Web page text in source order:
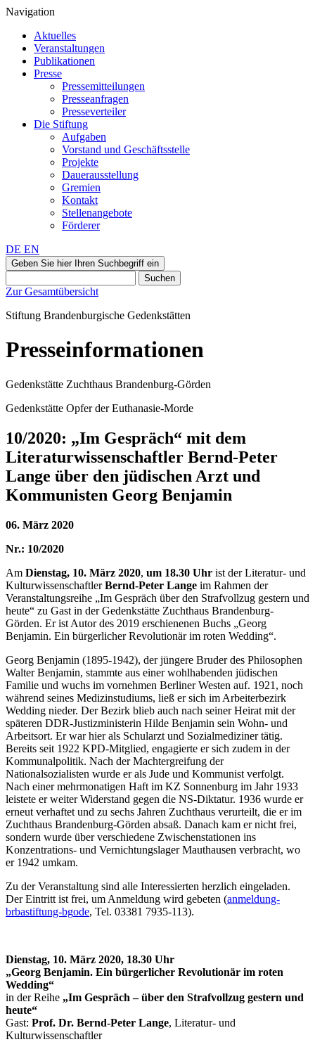
Navigation
Aktuelles
Veranstaltungen
Publikationen
Presse
Pressemitteilungen
Presseanfragen
Presseverteiler
Die Stiftung
Aufgaben
Vorstand und Geschäftsstelle
Projekte
Dauerausstellung
Gremien
Kontakt
Stellenangebote
Förderer
DE EN
Geben Sie hier Ihren Suchbegriff ein
Suchen
Zur Gesamtübersicht
Stiftung Brandenburgische Gedenkstätten
Presseinformationen
Gedenkstätte Zuchthaus Brandenburg-Görden
Gedenkstätte Opfer der Euthanasie-Morde
10/2020: „Im Gespräch“ mit dem
Literaturwissenschaftler Bernd-Peter
Lange über den jüdischen Arzt und
Kommunisten Georg Benjamin
06. März 2020
Nr.: 10/2020
Am Dienstag, 10. März 2020, um 18.30 Uhr ist der Literatur- und
KulturwissenschaftlerBernd-Peter Lange im Rahmen der
Veranstaltungsreihe „Im Gespräch über den Strafvollzug gestern und
heute“ zu Gast in der Gedenkstätte Zuchthaus Brandenburg-
Görden. Er ist Autor des 2019 erschienenen Buchs „Georg
Benjamin. Ein bürgerlicher Revolutionär im roten Wedding“.
Georg Benjamin (1895-1942), der jüngere Bruder des Philosophen
Walter Benjamin, stammte aus einer wohlhabenden jüdischen
Familie und wuchs im vornehmen Berliner Westen auf. 1921, noch
während seines Medizinstudiums, ließ er sich im Arbeiterbezirk
Wedding nieder. Der Bezirk blieb auch nach seiner Heirat mit der
späteren DDR-Justizministerin Hilde Benjamin sein Wohn- und
Arbeitsort. Er war hier als Schularzt und Sozialmediziner tätig.
Bereits seit 1922 KPD-Mitglied, engagierte er sich zudem in der
Kommunalpolitik. Nach der Machtergreifung der
Nationalsozialisten wurde er als Jude und Kommunist verfolgt.
Nach einer mehrmonatigen Haft im KZ Sonnenburg im Jahr 1933
leistete er weiter Widerstand gegen die NS-Diktatur. 1936 wurde er
erneut verhaftet und zu sechs Jahren Zuchthaus verurteilt, die er im
Zuchthaus Brandenburg-Görden absaß. Danach kam er nicht frei,
sondern wurde über verschiedene Zwischenstationen ins
Konzentrations- und Vernichtungslager Mauthausen verbracht, wo
er 1942 umkam.
Zu der Veranstaltung sind alle Interessierten herzlich eingeladen.
Der Eintritt ist frei, um Anmeldung wird gebeten (anmeldung-
brbastiftung-bgode, Tel. 03381 7935-113).
Dienstag, 10. März 2020, 18.30 Uhr
„Georg Benjamin. Ein bürgerlicher Revolutionär im roten
Wedding“
in der Reihe „Im Gespräch – über den Strafvollzug gestern und
heute“
Gast: Prof. Dr. Bernd-Peter Lange, Literatur- und
Kulturwissenschaftler